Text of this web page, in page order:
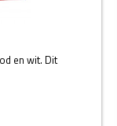
en wit. Dit